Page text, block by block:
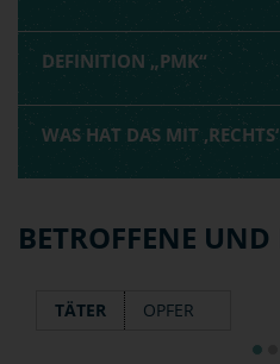
DEFINITION „PMK“
WAS HAT DAS MIT
BETROFFENE UND
TÄTER OPFER